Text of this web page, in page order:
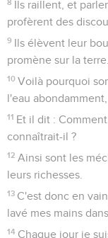
8 Ils raillent, et
profèrent des
9 Ils élèvent leur
promène sur la terre.
10 Voilà pourquoi
l'eau abondamment,
11 Et il dit :
connaîtrait-il ?
12 Ainsi sont les
leurs richesses.
13 C'est donc en
lavé mes mains
14 Chaque jour je